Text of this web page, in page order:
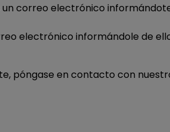
correo electrónico
electrónico informándole de
póngase en contacto con